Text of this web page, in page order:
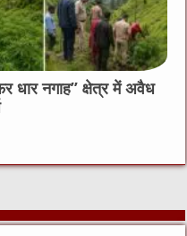
धार नगाह” क्षेत्र में अवैध